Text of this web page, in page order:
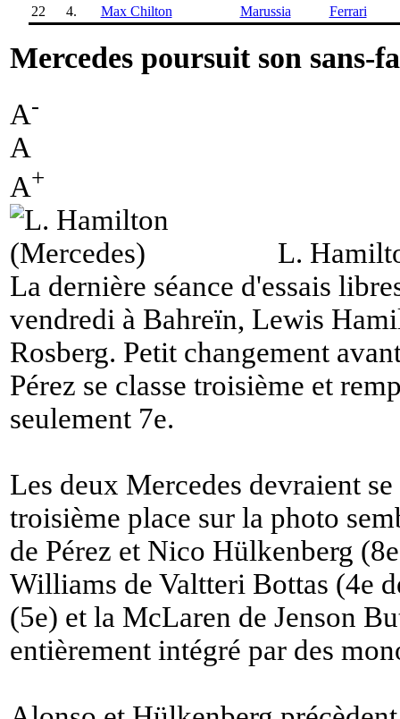
22
4. Max Chilton Marussia Ferrari
Mercedes poursuit son sans-
A-
A
A+
L.
La dernière séance d'essais
vendredi à Bahreïn, Lewis
Rosberg. Petit changement
Pérez se classe troisième et
seulement 7e.
Les deux Mercedes devraient
troisième place sur la photo
de Pérez et Nico Hülkenberg
Williams de Valtteri Bottas (4e
(5e) et la McLaren de Jenson
entièrement intégré par des